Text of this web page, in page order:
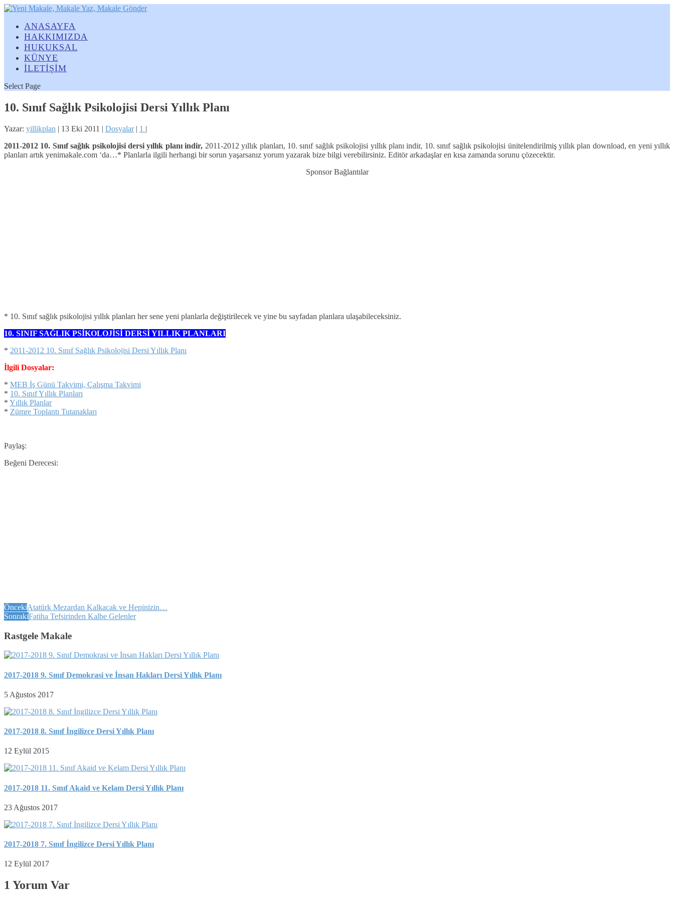
ANASAYFA
HAKKIMIZDA
HUKUKSAL
KÜNYE
İLETİŞİM
Select Page
10. Sınıf Sağlık Psikolojisi Dersi Yıllık Planı
Yazar: yillikplan | 13 Eki 2011 | Dosyalar| 1 |
2011-2012 10. Sınıf sağlık psikolojisi dersi yıllık planı indir, 2011-2012 yıllık planları, 10. sınıf sağlık psikolojisi yıllık planı indir, 10. sınıf sağlık psikolojisi ünitelendirilmiş yıllık plan download, en yeni yıllık
planları artık yenimakale.com ‘da…* Planlarla ilgili herhangi bir sorun yaşarsanız yorum yazarak bize bilgi verebilirsiniz. Editör arkadaşlar en kısa zamanda sorunu çözecektir.
Sponsor Bağlantılar
* 10. Sınıf sağlık psikolojisi yıllık planları her sene yeni planlarla değiştirilecek ve yine bu sayfadan planlara ulaşabileceksiniz.
10. SINIF SAĞLIK PSİKOLOJİSİ DERSİ YILLIK PLANLARI
* 2011-2012 10. Sınıf Sağlık Psikolojisi Dersi Yıllık Planı
İlgili Dosyalar:
* MEB İş Günü Takvimi, Çalışma Takvimi
* 10. Sınıf Yıllık Planları
* Yıllık Planlar
* Zümre Toplantı Tutanakları
Paylaş:
Beğeni Derecesi:
ÖncekiAtatürk Mezardan Kalkacak ve Hepinizin…
SonrakiFatiha Tefsirinden Kalbe Gelenler
Rastgele Makale
2017-2018 9. Sınıf Demokrasi ve İnsan Hakları Dersi Yıllık Planı
5 Ağustos 2017
2017-2018 8. Sınıf İngilizce Dersi Yıllık Planı
12 Eylül 2015
2017-2018 11. Sınıf Akaid ve Kelam Dersi Yıllık Planı
23 Ağustos 2017
2017-2018 7. Sınıf İngilizce Dersi Yıllık Planı
12 Eylül 2017
1 Yorum Var